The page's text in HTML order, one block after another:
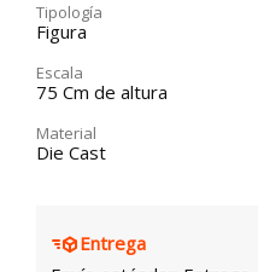
Tipología
Figura
Escala
75 Cm de altura
Material
Die Cast
Entrega